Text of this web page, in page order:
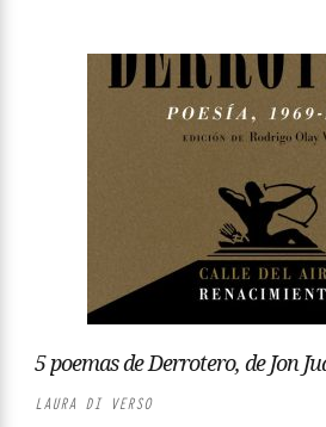
5 poemas de Derrotero, de Jon
LAURA DI VERSO